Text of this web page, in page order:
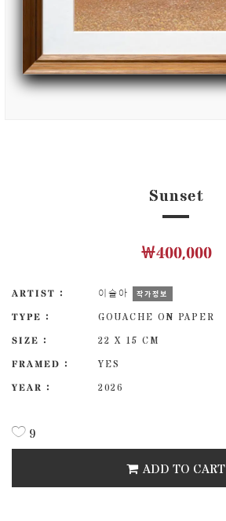
Sunset
￦400,000
ARTIST : 이슬아 작가정보
TYPE :
GOUACHE ON PAPER
SIZE :
22 X 15 CM
FRAMED :
YES
YEAR :
2026
9
ADD TO CART